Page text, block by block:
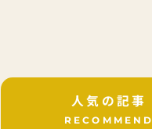
人気の記事
RECOMMEND